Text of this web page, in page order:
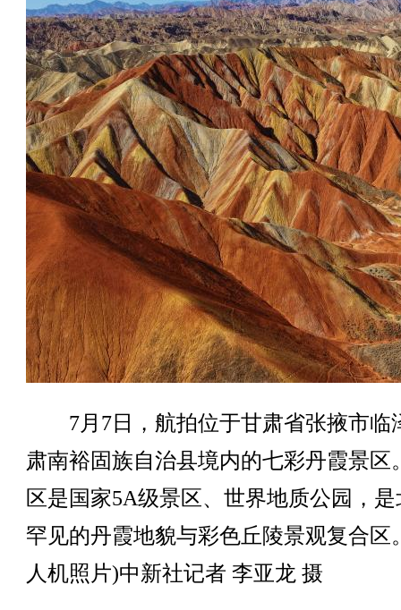
7月7日，航拍位于甘肃省张掖市临
肃南裕固族自治县境内的七彩丹霞景区
区是国家5A级景区、世界地质公园，是
罕见的丹霞地貌与彩色丘陵景观复合区
人机照片)中新社记者 李亚龙 摄